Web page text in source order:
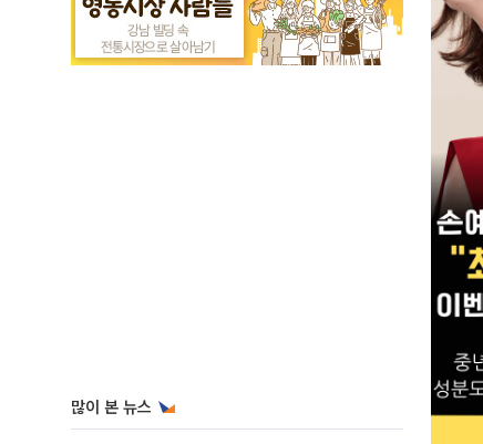
많이 본 뉴스